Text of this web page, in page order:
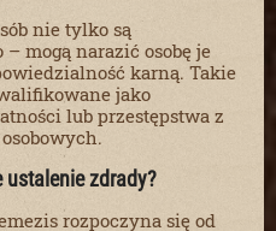
nie tylko są
mogą narazić osobę je
karną. Takie
jako
lub przestępstwa z
zdrady?
rozpoczyna się od